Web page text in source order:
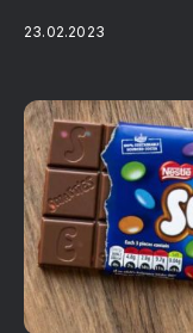
23.02.2023